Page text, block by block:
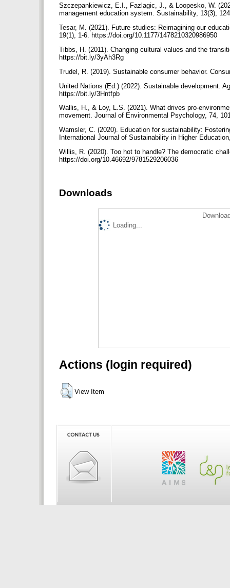
Szczepankiewicz, E.I., Fazlagic, J., & Loopesko, W.
management education system. Sustainability, 13(3),
Tesar, M. (2021). Future studies: Reimagining our
19(1), 1-6. https://doi.org/10.1177/1478210320986950
Tibbs, H. (2011). Changing cultural values and the
https://bit.ly/3yAh3Rg
Trudel, R. (2019). Sustainable consumer behavior.
United Nations (Ed.) (2022). Sustainable development.
https://bit.ly/3Hntfpb
Wallis, H., & Loy, L.S. (2021). What drives pro-
movement. Journal of Environmental Psychology, 74,
Wamsler, C. (2020). Education for sustainability:
International Journal of Sustainability in Higher
Willis, R. (2020). Too hot to handle? The democratic
https://doi.org/10.46692/9781529206036
Downloads
Loading...
Actions (login required)
View Item